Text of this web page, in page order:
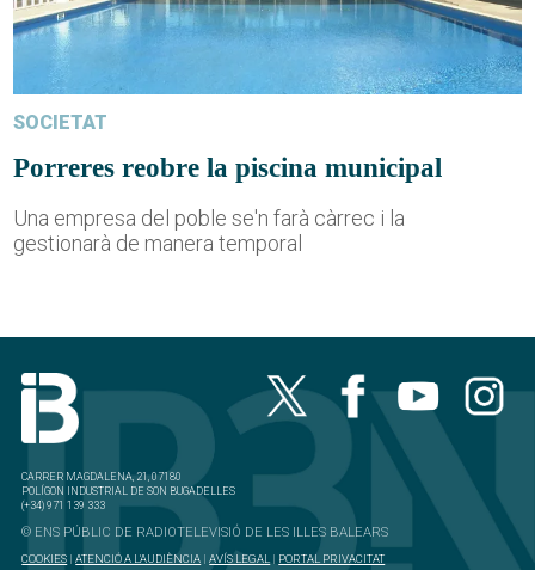
SOCIETAT
Porreres reobre la piscina municipal
Una empresa del poble se'n farà càrrec i la
gestionarà de manera temporal
CARRER MAGDALENA, 21, 07180
POLÍGON INDUSTRIAL DE SON BUGADELLES
(+34) 971 139 333
© ENS PÚBLIC DE RADIOTELEVISIÓ DE LES ILLES BALEARS
COOKIES |ATENCIÓ A L'AUDIÈNCIA |AVÍS LEGAL | PORTAL PRIVACITAT